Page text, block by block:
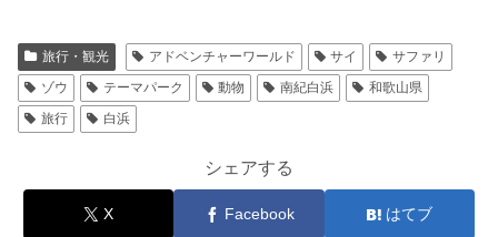
旅行・観光 アドベンチャーワールド サイ
サファリ
ゾウ
テーマパーク 動物 南紀白浜
和歌山県
旅行
白浜
シェアする
X Facebook はてブ